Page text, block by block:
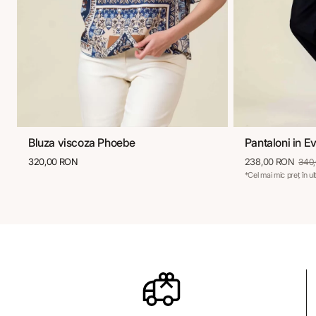
36 38 40 42
Bluza viscoza Phoebe
320,00 RON
36 38
Pantaloni in
238,00 RON
*Cel mai mic preț în